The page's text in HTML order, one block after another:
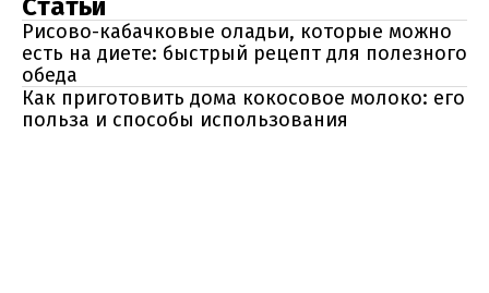
Статьи
Рисово-кабачковые оладьи, которые можно
есть на диете: быстрый рецепт для полезного
обеда
Как приготовить дома кокосовое молоко: его
польза и способы использования